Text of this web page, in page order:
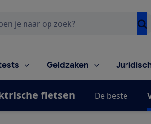
Geldzaken
fietsen De beste